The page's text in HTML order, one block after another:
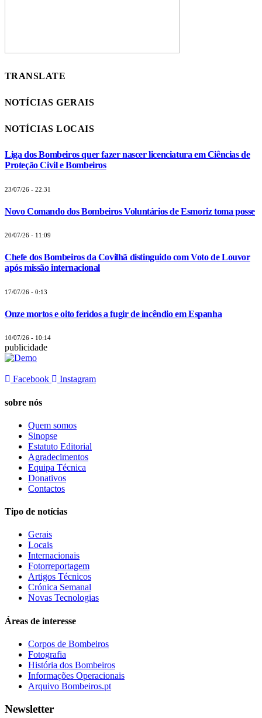
TRANSLATE
NOTÍCIAS GERAIS
NOTÍCIAS LOCAIS
Liga dos Bombeiros quer fazer nascer licenciatura em Ciências de
Proteção Civil e Bombeiros
23/07/26 - 22:31
Novo Comando dos Bombeiros Voluntários de Esmoriz toma posse
20/07/26 - 11:09
Chefe dos Bombeiros da Covilhã distinguido com Voto de Louvor
após missão internacional
17/07/26 - 0:13
Onze mortos e oito feridos a fugir de incêndio em Espanha
10/07/26 - 10:14
publicidade
Facebook Instagram
sobre nós
Quem somos
Sinopse
Estatuto Editorial
Agradecimentos
Equipa Técnica
Donativos
Contactos
Tipo de notícias
Gerais
Locais
Internacionais
Fotorreportagem
Artigos Técnicos
Crónica Semanal
Novas Tecnologias
Áreas de interesse
Corpos de Bombeiros
Fotografia
História dos Bombeiros
Informações Operacionais
Arquivo Bombeiros.pt
Newsletter